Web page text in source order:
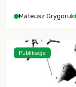
Mateusz Grygoruk
Publikacje